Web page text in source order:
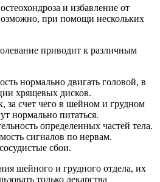
и избавление от
при помощи нескольких
приводит к различным
нормально двигать головой, в
хрящевых дисков.
за счет чего в шейном и грудном
нормально питаться.
определенных частей тела.
сигналов по нервам.
сбои.
шейного и грудного отдела, их
только лекарства